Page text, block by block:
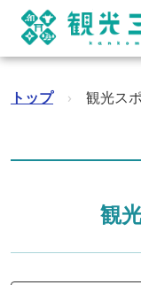
トップ › 観光ス
観